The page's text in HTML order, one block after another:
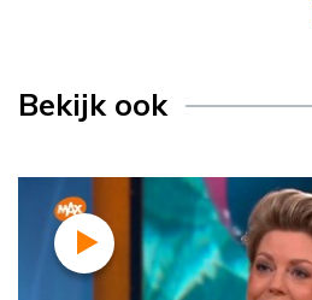
Bekijk ook